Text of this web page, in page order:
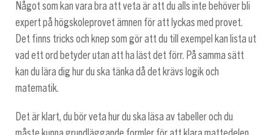
Något som kan vara bra att veta är att du alls inte behöver bli
expert på högskoleprovet ämnen för att lyckas med provet.
Det finns tricks och knep som gör att du till exempel kan lista ut
vad ett ord betyder utan att ha läst det förr. På samma sätt
kan du lära dig hur du ska tänka då det krävs logik och
matematik.
Det är klart, du bör veta hur du ska läsa av tabeller och du